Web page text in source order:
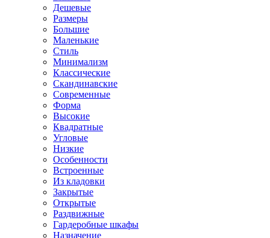
Дешевые
Размеры
Большие
Маленькие
Стиль
Минимализм
Классические
Скандинавские
Современные
Форма
Высокие
Квадратные
Угловые
Низкие
Особенности
Встроенные
Из кладовки
Закрытые
Открытые
Раздвижные
Гардеробные шкафы
Назначение